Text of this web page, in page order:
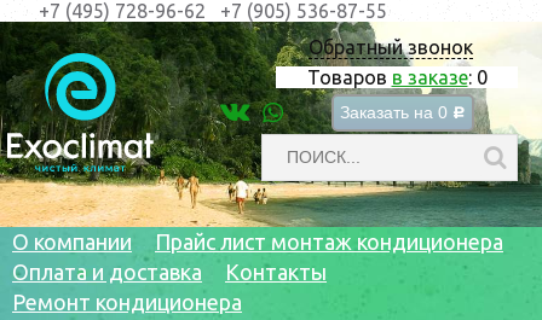
Обратный звонок
Товаров в заказе: 0
Заказать на 0 c
+7 (495) 728-96-62 +7 (905) 536-87-55
О компании
Прайс лист монтаж кондиционера
Оплата и доставка
Контакты
Ремонт кондиционера